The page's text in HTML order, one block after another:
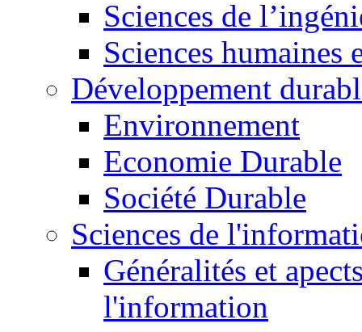
Sciences de
Sciences humaines
Développement
Environnement
Economie Durable
Société Durable
Sciences de
Généralités et
l'information